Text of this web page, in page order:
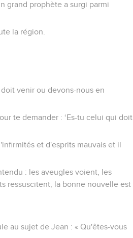
grand prophète a surgi parmi
la région.
venir ou devons-nous en
te demander : ‘Es-tu celui qui doit
et d'esprits mauvais et il
: les aveugles voient, les
ressuscitent, la bonne nouvelle est
au sujet de Jean : « Qu'êtes-vous